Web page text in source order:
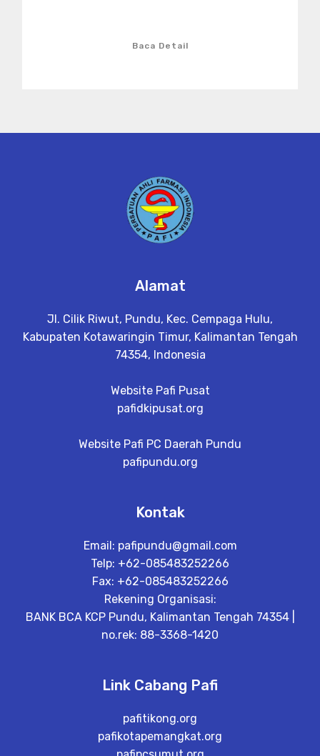
Baca Detail
Alamat
Jl. Cilik Riwut, Pundu, Kec. Cempaga Hulu,
Kabupaten Kotawaringin Timur, Kalimantan Tengah
74354, Indonesia
Website Pafi Pusat
pafidkipusat.org
Website Pafi PC Daerah Pundu
pafipundu.org
Kontak
Email: pafipundu@gmail.com
Telp: +62-085483252266
Fax: +62-085483252266
Rekening Organisasi:
BANK BCA KCP Pundu, Kalimantan Tengah 74354 |
no.rek: 88-3368-1420
Link Cabang Pafi
pafitikong.org
pafikotapemangkat.org